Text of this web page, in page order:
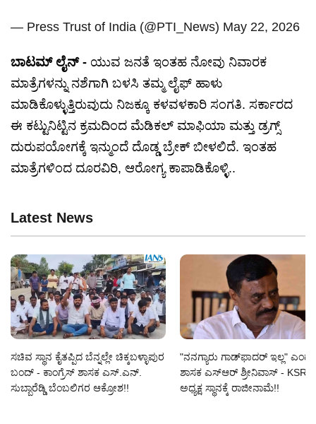
— Press Trust of India (@PTI_News) May 22, 2026
ಬಾಟಮ್ ಲೈನ್ - ಯುವ ಜನತೆ ಇಂತಹ ನೋವು ನಿವಾರಕ
ಮಾತ್ರೆಗಳನ್ನು ನಶೆಗಾಗಿ ಬಳಸಿ ತಮ್ಮ ಲೈಫ್ ಹಾಳು
ಮಾಡಿಕೊಳ್ಳುತ್ತಿರುವುದು ನಿಜಕ್ಕೂ ಕಳವಳಕಾರಿ ಸಂಗತಿ. ಸರ್ಕಾರದ
ಈ ಕಟ್ಟುನಿಟ್ಟಿನ ಕ್ರಮದಿಂದ ಮೆಡಿಕಲ್ ಮಾಫಿಯಾ ಮತ್ತು ಡ್ರಗ್ಸ್
ದುರುಪಯೋಗಕ್ಕೆ ಇನ್ಮುಂದೆ ದೊಡ್ಡ ಬ್ರೇಕ್ ಬೀಳಲಿದೆ. ಇಂತಹ
ಮಾತ್ರೆಗಳಿಂದ ದೂರವಿರಿ, ಆರೋಗ್ಯ ಕಾಪಾಡಿಕೊಳ್ಳಿ..
Latest News
ಸಚಿವ ಸ್ಥಾನ ಕೈತಪ್ಪಿದ ಬೆನ್ನಲ್ಲೇ ಚಿಕ್ಕಬಳ್ಳಾಪುರ
ಬಂದ್ - ಕಾಂಗ್ರೆಸ್ ಶಾಸಕ ಎಸ್‌.ಎನ್‌.
ಸುಬ್ಬಾರೆಡ್ಡಿ ಬೆಂಬಲಿಗರ ಆಕ್ರೋಶ!!
"ನನಗ್ಯಾರು ಗಾಡ್‌ಫಾದರ್ ಇಲ್ಲ" ಎಂದ
ಶಾಸಕ ಎಸ್‌ಆರ್‌ ಶ್ರೀನಿವಾಸ್‌ -
ಅಧ್ಯಕ್ಷ ಸ್ಥಾನಕ್ಕೆ ರಾಜೀನಾಮೆ!!